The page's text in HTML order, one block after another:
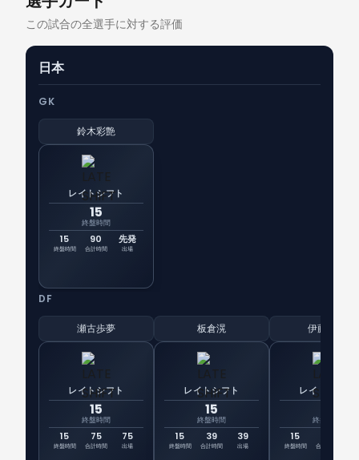
この試合の全選手に対する評価
日本
GK
鈴木彩艶
レイトシフト
15
終盤時間
15
終盤時間
90
合計時間
先発
出場
DF
瀬古歩夢
レイトシフト
15
終盤時間
15
終盤時間
75
合計時間
75
出場
板倉滉
レイトシフト
15
終盤時間
15
終盤時間
39
合計時間
39
出場
伊藤洋輝
レイトシフト
終盤時間
15
終盤時間 合計時間